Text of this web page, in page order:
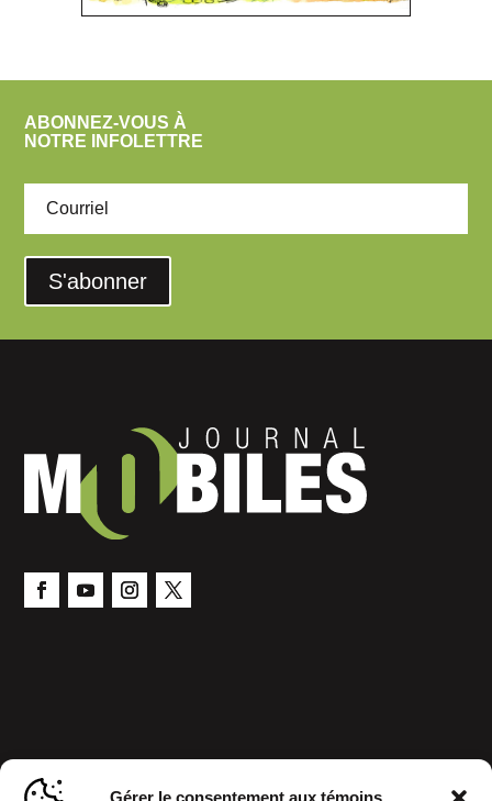
Gérer le consentement aux témoins
ABONNEZ-VOUS À
NOTRE INFOLETTRE
S'abonner